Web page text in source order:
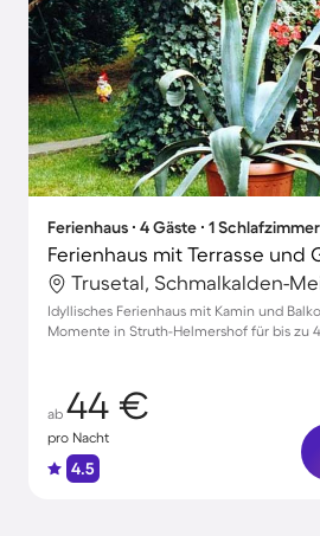
Ferienhaus ∙ 4 Gäste ∙ 1 Schlafzimmer
Ferienhaus mit Terrasse und
Idyllisches Ferienhaus mit Kamin und
Momente in Struth-Helmershof für bis zu
ab 44 €
pro Nacht
4.5